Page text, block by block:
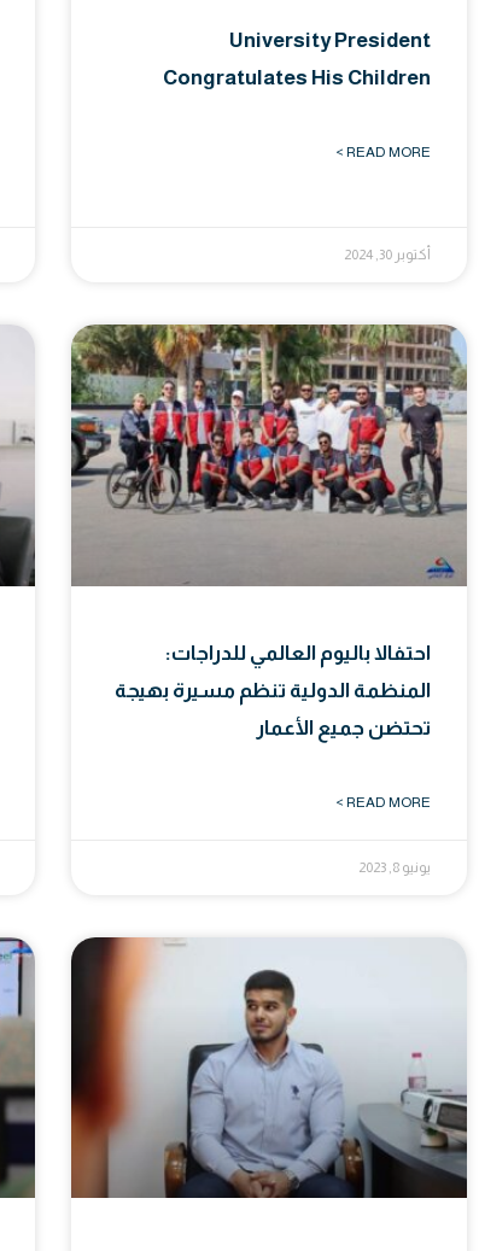
University President
Congratulates His Children
READ MORE >
أكتوبر 30, 2024
احتفالا باليوم العالمي للدراجات:
المنظمة الدولية تنظم مسيرة بهيجة
تحتضن جميع الأعمار
READ MORE >
يونيو 8, 2023